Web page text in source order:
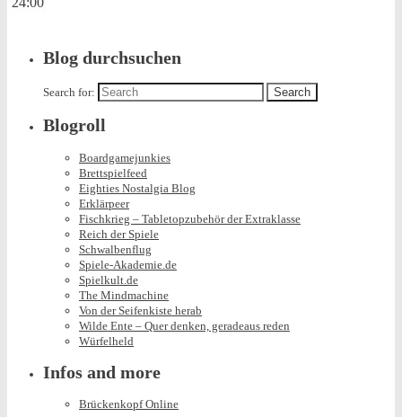
Blog durchsuchen
Search for:
Blogroll
Boardgamejunkies
Brettspielfeed
Eighties Nostalgia Blog
Erklärpeer
Fischkrieg – Tabletopzubehör der Extraklasse
Reich der Spiele
Schwalbenflug
Spiele-Akademie.de
Spielkult.de
The Mindmachine
Von der Seifenkiste herab
Wilde Ente – Quer denken, geradeaus reden
Würfelheld
Infos and more
Brückenkopf Online